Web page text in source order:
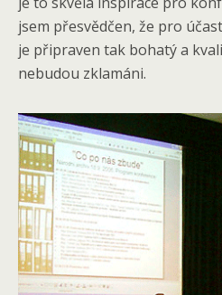
jsem přesvědčen, že pro
je připraven tak bohatý a
nebudou zklamáni.